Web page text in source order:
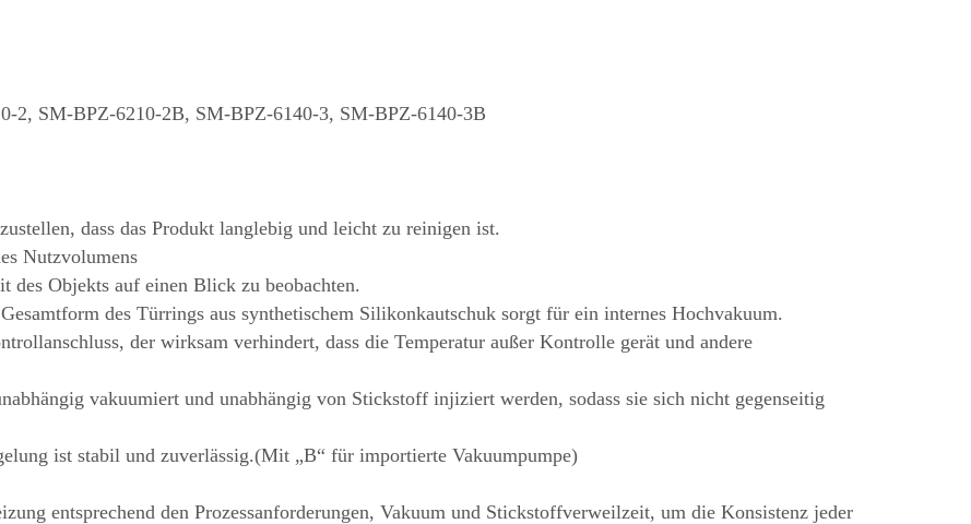
2, SM-BPZ-6210-2B, SM-BPZ-6140-3, SM-BPZ-6140-3B
dass das Produkt langlebig und leicht zu reinigen ist.
Nutzvolumens
des Objekts auf einen Blick zu beobachten.
des Türrings aus synthetischem Silikonkautschuk sorgt für ein internes Hochvakuum.
der wirksam verhindert, dass die Temperatur außer Kontrolle gerät und andere
vakuumiert und unabhängig von Stickstoff injiziert werden, sodass sie sich nicht gegenseitig
ist stabil und zuverlässig.(Mit „B“ für importierte Vakuumpumpe)
entsprechend den Prozessanforderungen, Vakuum und Stickstoffverweilzeit, um die Konsistenz jeder